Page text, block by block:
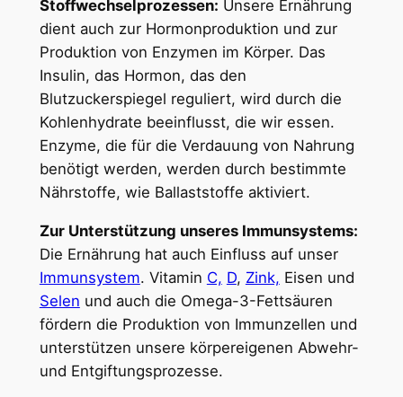
Stoffwechselprozessen: Unsere Ernährung
dient auch zur Hormonproduktion und zur
Produktion von Enzymen im Körper. Das
Insulin, das Hormon, das den
Blutzuckerspiegel reguliert, wird durch die
Kohlenhydrate beeinflusst, die wir essen.
Enzyme, die für die Verdauung von Nahrung
benötigt werden, werden durch bestimmte
Nährstoffe, wie Ballaststoffe aktiviert.
Zur Unterstützung unseres Immunsystems:
Die Ernährung hat auch Einfluss auf unser
Immunsystem. Vitamin C, D, Zink, Eisen und
Selen und auch die Omega-3-Fettsäuren
fördern die Produktion von Immunzellen und
unterstützen unsere körpereigenen Abwehr-
und Entgiftungsprozesse.